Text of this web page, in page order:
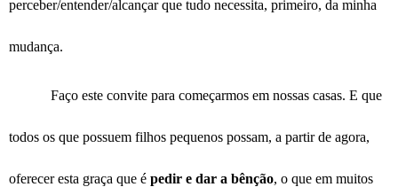
perceber/entender/alcançar que tudo necessita, primeiro, da minha
mudança.
Faço este convite para começarmos em nossas casas. E que
todos os que possuem filhos pequenos possam, a partir de agora,
oferecer esta graça que é pedir e dar a bênção, o que em muitos